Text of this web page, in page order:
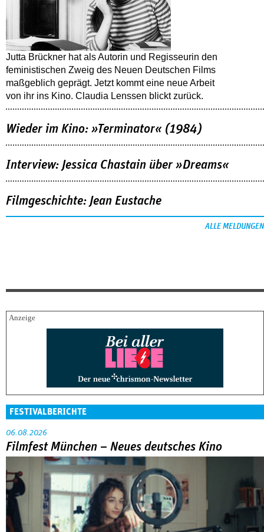
Jutta Brückner hat als Autorin und Regisseurin den
feministischen Zweig des Neuen Deutschen Films
maßgeblich geprägt. Jetzt kommt eine neue Arbeit
von ihr ins Kino. Claudia Lenssen blickt zurück.
Wieder im Kino: »Terminator« (1984)
Interview: Jessica Chastain über »Dreams«
Filmgeschichte: Jean Eustache
ALLE MELDUNGEN
FESTIVALBERICHTE
06.08.2026
Filmfest München – Neues deutsches Kino